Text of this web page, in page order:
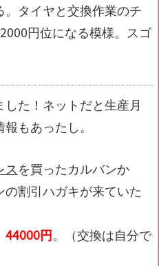
。タイヤと交換作業のチ
円位になる模様。スゴ
した！ネットだと生産月
もあったし。
スを買ったカルバンか
割引ハガキが来ていた
44000円。（交換は自分で